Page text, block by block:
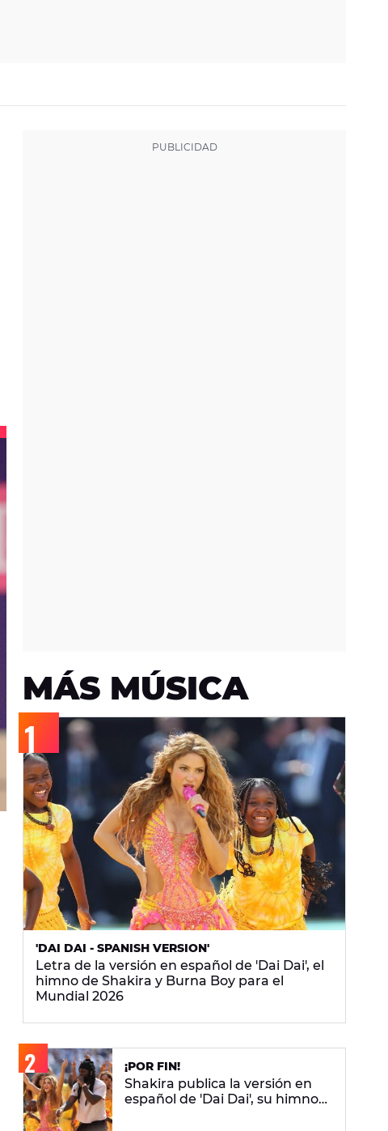
MÁS MÚSICA
'DAI DAI - SPANISH VERSION'
Letra de la versión en español de 'Dai Dai', el
himno de Shakira y Burna Boy para el
Mundial 2026
¡POR FIN!
Shakira publica la versión en
español de 'Dai Dai', su himno